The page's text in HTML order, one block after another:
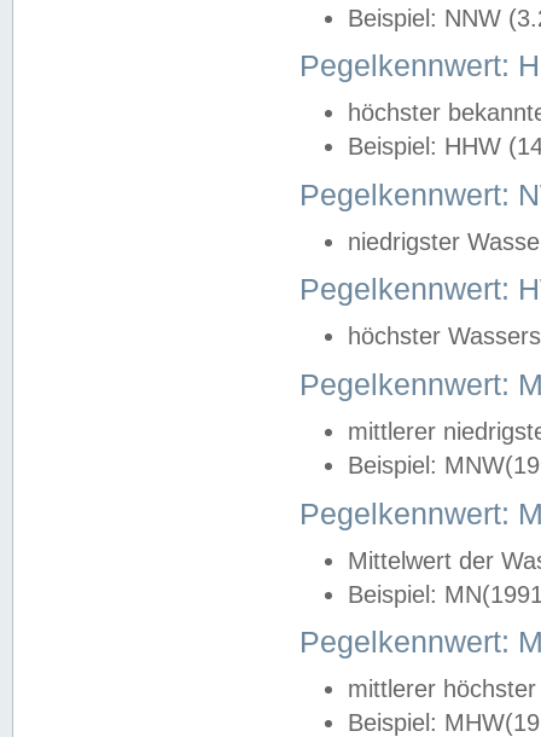
Beispiel: NNW
Pegelkennwert:
höchster
Beispiel: HHW
Pegelkennwert:
niedrigster
Pegelkennwert:
höchster
Pegelkennwert:
mittlerer
Beispiel:
Pegelkennwert:
Mittelwert der
Beispiel:
Pegelkennwert:
mittlerer
Beispiel: